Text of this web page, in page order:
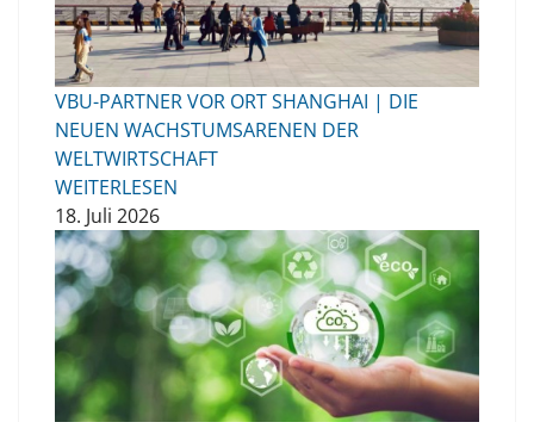
VBU-PARTNER VOR ORT SHANGHAI | DIE
NEUEN WACHSTUMSARENEN DER
WELTWIRTSCHAFT
WEITERLESEN
18. Juli 2026